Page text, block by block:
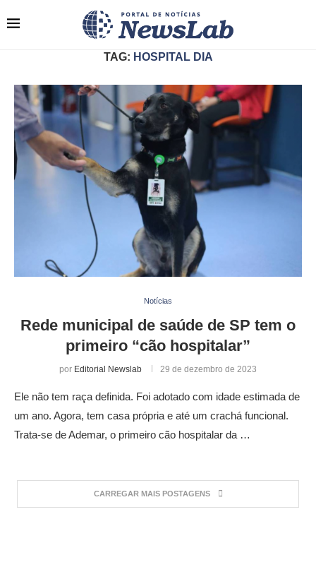
TAG: HOSPITAL DIA
Notícias
Rede municipal de saúde de SP tem o
primeiro “cão hospitalar”
por Editorial Newslab 29 de dezembro de 2023
Ele não tem raça definida. Foi adotado com idade estimada de
um ano. Agora, tem casa própria e até um crachá funcional.
Trata-se de Ademar, o primeiro cão hospitalar da …
CARREGAR MAIS POSTAGENS